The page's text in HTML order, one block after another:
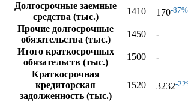
Долгосрочные заемные
средства (тыс.)
1410 170-87%
Прочие долгосрочные
обязательства (тыс.)
1450 -
Итого краткосрочных
обязательств (тыс.)
1500 -
Краткосрочная
кредиторская
задолженность (тыс.)
1520 3232-